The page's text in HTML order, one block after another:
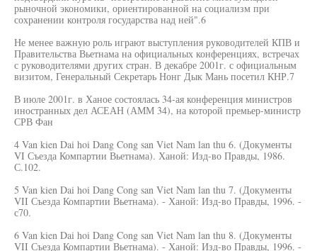
рыночной экономики, ориентированной на социализм при
сохранении контроля государства над ней".6
Не менее важную роль играют выступления руководителей КПВ и
Правительства Вьетнама на официальных конференциях, встречах
с руководителями других стран. В декабре 2001г. с официальным
визитом, Генеральный Секретарь Нонг Дык Мань посетил КНР.7
В июле 2001г. в Ханое состоялась 34-ая конференция министров
иностранных дел АСЕАН (АММ 34), на которой премьер-министр
СРВ Фан
4 Van kien Dai hoi Dang Cong san Viet Nam lan thu 6. (Документы
VI Съезда Компартии Вьетнама). Ханой: Изд-во Правды, 1986.
С.102.
5 Van kien Dai hoi Dang Cong san Viet Nam lan thu 7. (Документы
VII Съезда Компартии Вьетнама). - Ханой: Изд-во Правды, 1996. -
с70.
6 Van kien Dai hoi Dang Cong san Viet Nam lan thu 8. (Документы
VII Съезда Компартии Вьетнама). - Ханой: Изд-во Правды, 1996. -